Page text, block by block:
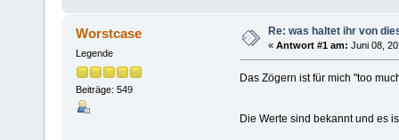
Worstcase
Legende
Beiträge: 549
Re: was haltet ihr von
« Antwort #1 am: Juni 08,
Das Zögern ist für mich "too
Die Werte sind bekannt und es